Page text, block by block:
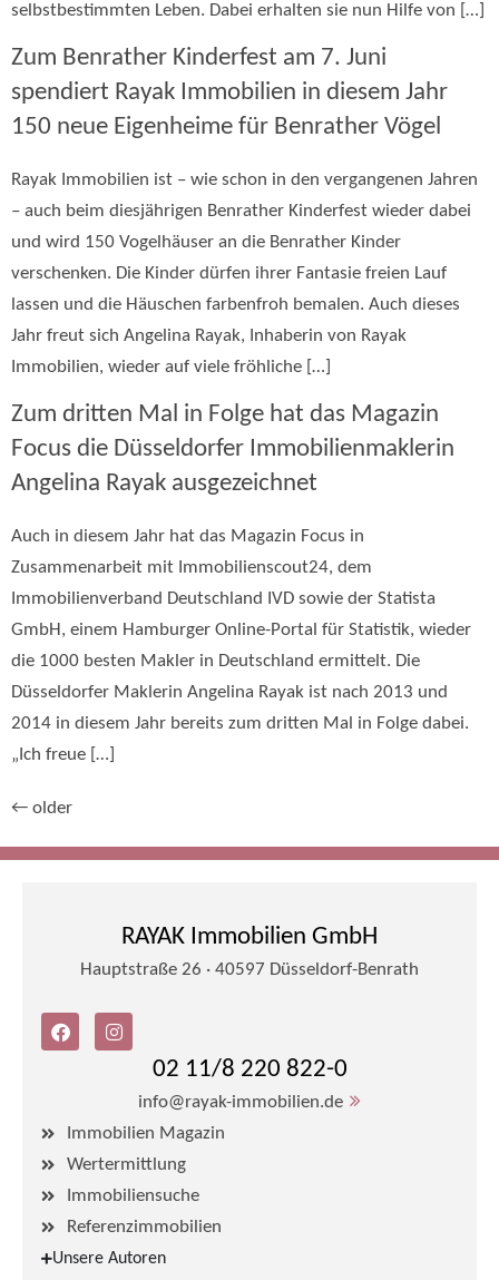
selbstbestimmten Leben. Dabei erhalten sie nun Hilfe von […]
Zum Benrather Kinderfest am 7. Juni
spendiert Rayak Immobilien in diesem Jahr
150 neue Eigenheime für Benrather Vögel
Rayak Immobilien ist – wie schon in den vergangenen Jahren
– auch beim diesjährigen Benrather Kinderfest wieder dabei
und wird 150 Vogelhäuser an die Benrather Kinder
verschenken. Die Kinder dürfen ihrer Fantasie freien Lauf
lassen und die Häuschen farbenfroh bemalen. Auch dieses
Jahr freut sich Angelina Rayak, Inhaberin von Rayak
Immobilien, wieder auf viele fröhliche […]
Zum dritten Mal in Folge hat das Magazin
Focus die Düsseldorfer Immobilienmaklerin
Angelina Rayak ausgezeichnet
Auch in diesem Jahr hat das Magazin Focus in
Zusammenarbeit mit Immobilienscout24, dem
Immobilienverband Deutschland IVD sowie der Statista
GmbH, einem Hamburger Online-Portal für Statistik, wieder
die 1000 besten Makler in Deutschland ermittelt. Die
Düsseldorfer Maklerin Angelina Rayak ist nach 2013 und
2014 in diesem Jahr bereits zum dritten Mal in Folge dabei.
„Ich freue […]
← older
RAYAK Immobilien GmbH
Hauptstraße 26 · 40597 Düsseldorf-Benrath
02 11/8 220 822-0
info@rayak-immobilien.de
Immobilien Magazin
Wertermittlung
Immobiliensuche
Referenzimmobilien
Unsere Autoren